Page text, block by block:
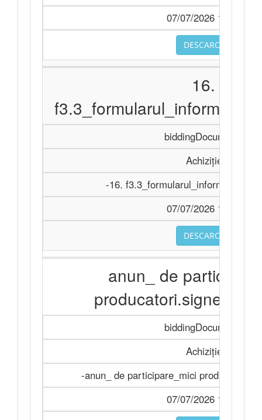
07/07/2026 11:28
DESCARCA
16.
biddingDocuments
Achiziție
-16.
07/07/2026 11:28
DESCARCA
anun_ de
biddingDocuments
Achiziție
-anun_ de participare_mici
07/07/2026 11:28